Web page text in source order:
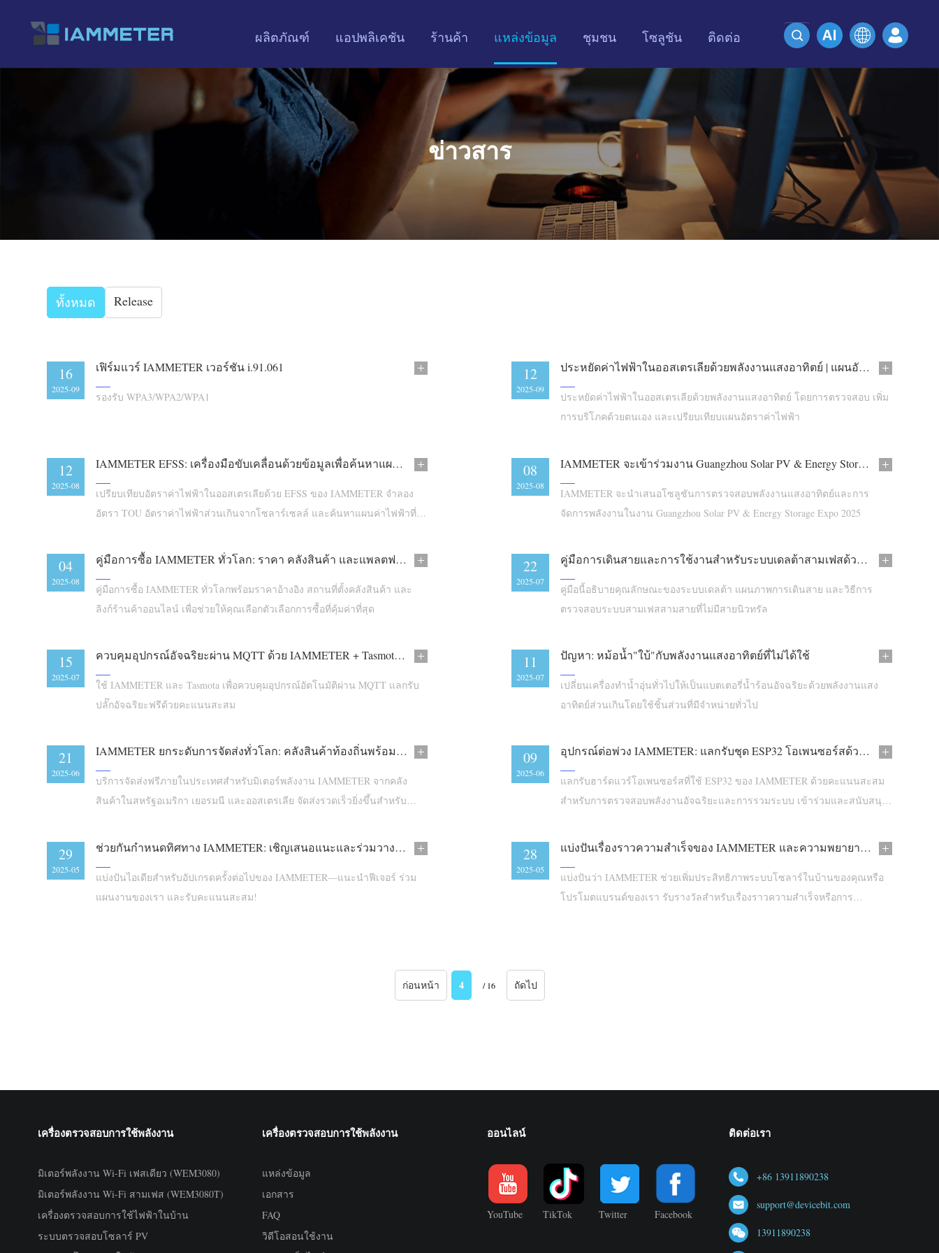
ผลิตภัณฑ์ แอปพลิเคชัน ร้านค้า แหล่งข้อมูล ชุมชน โซลูชัน ติดต่อ
ข่าวสาร
ทั้งหมด Release
16
2025-09
เฟิร์มแวร์ IAMMETER เวอร์ชัน i.91.061
รองรับ WPA3/WPA2/WPA1
12
2025-09
ประหยัดค่าไฟฟ้าในออสเตรเลียด้วยพลังงานแสงอาทิตย์ | แผนอัตราค่าไฟฟ้าที่ดีที่สุดสำหรับครัวเรือน
ประหยัดค่าไฟฟ้าในออสเตรเลียด้วยพลังงานแสงอาทิตย์ โดยการตรวจสอบ เพิ่ม
การบริโภคด้วยตนเอง และเปรียบเทียบแผนอัตราค่าไฟฟ้า
12
2025-08
IAMMETER EFSS: เครื่องมือขับเคลื่อนด้วยข้อมูลเพื่อค้นหาแผนค่าไฟฟ้าที่ถูกที่สุด
เปรียบเทียบอัตราค่าไฟฟ้าในออสเตรเลียด้วย EFSS ของ IAMMETER จำลอง
อัตรา TOU อัตราค่าไฟฟ้าส่วนเกินจากโซลาร์เซลล์ และค้นหาแผนค่าไฟฟ้าที่
08
2025-08
IAMMETER จะเข้าร่วมงาน Guangzhou Solar PV & Energy Storage Expo 2025
IAMMETER จะนำเสนอโซลูชันการตรวจสอบพลังงานแสงอาทิตย์และการ
จัดการพลังงานในงาน Guangzhou Solar PV & Energy Storage Expo 2025
04
2025-08
คู่มือการซื้อ IAMMETER ทั่วโลก: ราคา คลังสินค้า และแพลตฟอร์มออนไลน์
คู่มือการซื้อ IAMMETER ทั่วโลกพร้อมราคาอ้างอิง สถานที่ตั้งคลังสินค้า และ
ลิงก์ร้านค้าออนไลน์ เพื่อช่วยให้คุณเลือกตัวเลือกการซื้อที่คุ้มค่าที่สุด
22
2025-07
คู่มือการเดินสายและการใช้งานสำหรับระบบเดลต้าสามเฟสด้วยมิเตอร์พลังงาน WEM3080TD
คู่มือนี้อธิบายคุณลักษณะของระบบเดลต้า แผนภาพการเดินสาย และวิธีการ
ตรวจสอบระบบสามเฟสสามสายที่ไม่มีสายนิวทรัล
15
2025-07
ควบคุมอุปกรณ์อัจฉริยะผ่าน MQTT ด้วย IAMMETER + Tasmota: รับปลั๊กอัจฉริยะฟรีตอนนี้!
ใช้ IAMMETER และ Tasmota เพื่อควบคุมอุปกรณ์อัตโนมัติผ่าน MQTT แลกรับ
ปลั๊กอัจฉริยะฟรีด้วยคะแนนสะสม
11
2025-07
ปัญหา: หม้อน้ำ"ใบ้"กับพลังงานแสงอาทิตย์ที่ไม่ได้ใช้
เปลี่ยนเครื่องทำน้ำอุ่นทั่วไปให้เป็นแบตเตอรี่น้ำร้อนอัจฉริยะด้วยพลังงานแสง
อาทิตย์ส่วนเกินโดยใช้ชิ้นส่วนที่มีจำหน่ายทั่วไป
21
2025-06
IAMMETER ยกระดับการจัดส่งทั่วโลก: คลังสินค้าท้องถิ่นพร้อมให้บริการในสหรัฐอเมริกา เยอรมนี และออสเตรเลีย
บริการจัดส่งฟรีภายในประเทศสำหรับมิเตอร์พลังงาน IAMMETER จากคลัง
สินค้าในสหรัฐอเมริกา เยอรมนี และออสเตรเลีย จัดส่งรวดเร็วยิ่งขึ้นสำหรับ
09
2025-06
อุปกรณ์ต่อพ่วง IAMMETER: แลกรับชุด ESP32 โอเพนซอร์สด้วยคะแนนสะสม
แลกรับฮาร์ดแวร์โอเพนซอร์สที่ใช้ ESP32 ของ IAMMETER ด้วยคะแนนสะสม
สำหรับการตรวจสอบพลังงานอัจฉริยะและการรวมระบบ เข้าร่วมและสนับสนุน
29
2025-05
ช่วยกันกำหนดทิศทาง IAMMETER: เชิญเสนอแนะและร่วมวางแผนงาน 2025
แบ่งปันไอเดียสำหรับอัปเกรดครั้งต่อไปของ IAMMETER—แนะนำฟีเจอร์ ร่วม
แผนงานของเรา และรับคะแนนสะสม!
28
2025-05
แบ่งปันเรื่องราวความสำเร็จของ IAMMETER และความพยายามในการส่งเสริมการขาย
แบ่งปันว่า IAMMETER ช่วยเพิ่มประสิทธิภาพระบบโซลาร์ในบ้านของคุณหรือ
โปรโมตแบรนด์ของเรา รับรางวัลสำหรับเรื่องราวความสำเร็จหรือการ
ก่อนหน้า 4 / 16 ถัดไป
เครื่องตรวจสอบการใช้พลังงาน
มิเตอร์พลังงาน Wi-Fi เฟสเดียว (WEM3080)
มิเตอร์พลังงาน Wi-Fi สามเฟส (WEM3080T)
เครื่องตรวจสอบการใช้ไฟฟ้าในบ้าน
ระบบตรวจสอบโซลาร์ PV
เครื่องตรวจสอบการใช้พลังงาน
แหล่งข้อมูล
เอกสาร
FAQ
วิดีโอสอนใช้งาน
ออนไลน์
YouTube TikTok Twitter Facebook
ติดต่อเรา
+86 13911890238
support@devicebit.com
13911890238